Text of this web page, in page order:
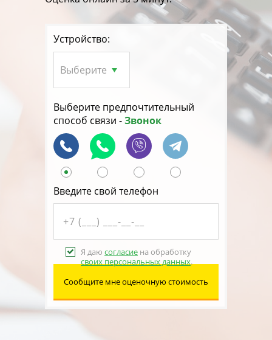
Устройство:
Выберите предпочтительный
способ связи -Звонок
Я даю согласие на обработку
своих персональных данных.
Введите свой телефон
Сообщите мне оценочную стоимость